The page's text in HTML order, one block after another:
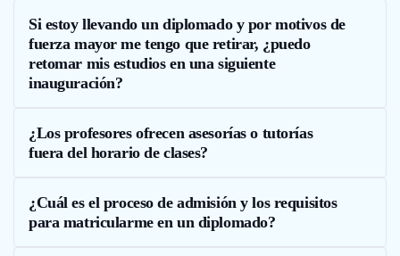
Si estoy llevando un diplomado y por motivos de
fuerza mayor me tengo que retirar, ¿puedo
retomar mis estudios en una siguiente
inauguración?
¿Los profesores ofrecen asesorías o tutorías
fuera del horario de clases?
¿Cuál es el proceso de admisión y los requisitos
para matricularme en un diplomado?